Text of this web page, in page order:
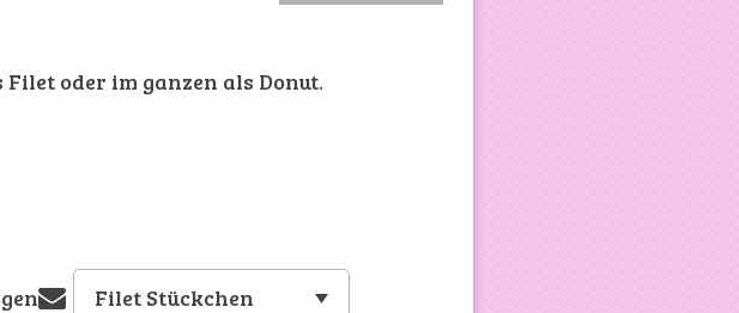
oder im ganzen als Donut.